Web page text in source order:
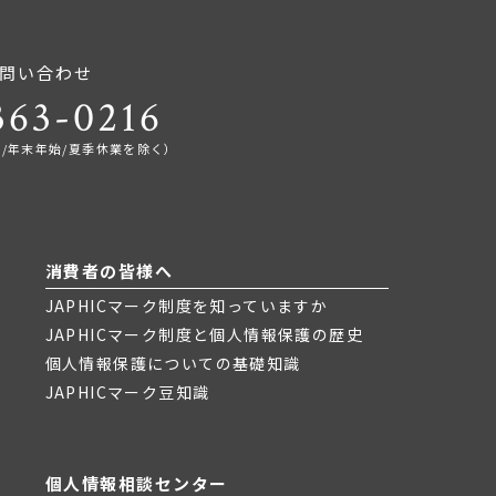
い合わせ
0216
末年始/夏季休業を除く）
消費者の皆様へ
JAPHICマーク制度を知っていますか
JAPHICマーク制度と個人情報保護の歴史
個人情報保護についての基礎知識
JAPHICマーク豆知識
個人情報相談センター